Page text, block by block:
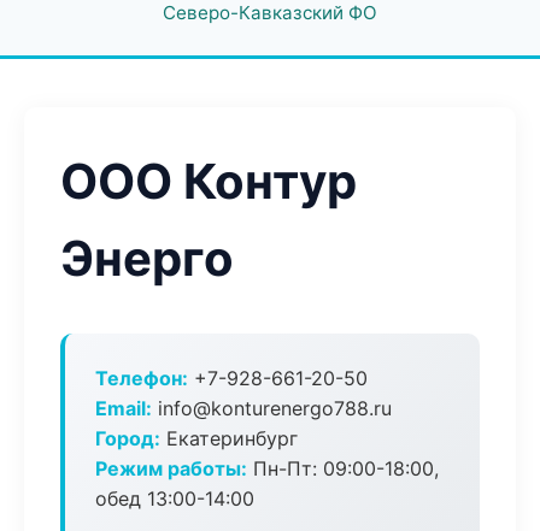
Северо-Кавказский ФО
ООО Контур
Энерго
Телефон: +7-928-661-20-50
Email: info@konturenergo788.ru
Город: Екатеринбург
Режим работы: Пн-Пт: 09:00-18:00,
обед 13:00-14:00